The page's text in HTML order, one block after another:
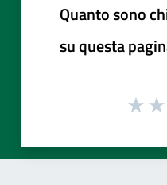
Quanto sono
su questa